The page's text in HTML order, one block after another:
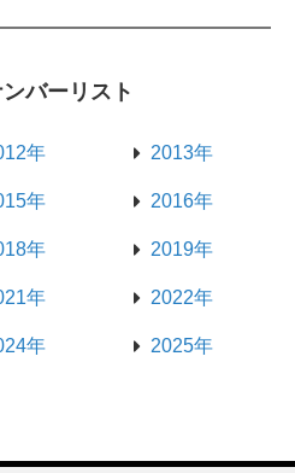
バーリスト
年 2013年
年 2016年
年 2019年
年 2022年
年 2025年